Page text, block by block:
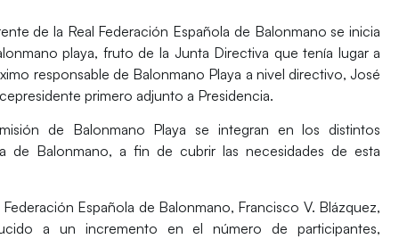
de la Real Federación Española de Balonmano se inicia
playa, fruto de la Junta Directiva que tenía lugar a
responsable de Balonmano Playa a nivel directivo,José
primero adjunto a Presidencia.
de Balonmano Playa se integran en los distintos
de Balonmano, a fin de cubrir las necesidades de esta
Española de Balonmano, Francisco V. Blázquez,
a un incremento en el número de participantes,